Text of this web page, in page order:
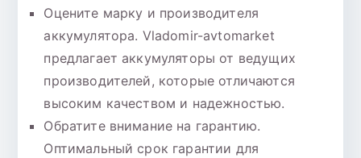
Оцените марку и производителя
аккумулятора. Vladomir-avtomarket
предлагает аккумуляторы от ведущих
производителей, которые отличаются
высоким качеством и надежностью.
Обратите внимание на гарантию.
Оптимальный срок гарантии для